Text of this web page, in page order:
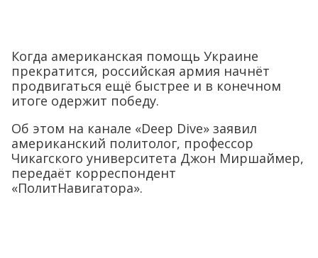
Когда американская помощь Украине
прекратится, российская армия начнёт
продвигаться ещё быстрее и в конечном
итоге одержит победу.
Об этом на канале «Deep Dive» заявил
американский политолог, профессор
Чикагского университета Джон Миршаймер,
передаёт корреспондент
«ПолитНавигатора».